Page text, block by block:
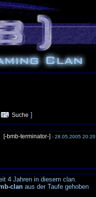
Suche ]
[-bmb-terminator-] - 28.05.2005 20:20
4 Jahren in diesem clan.
clan aus der Taufe gehoben